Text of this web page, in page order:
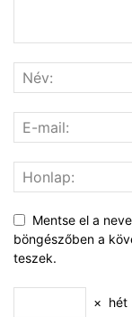
Mentse el a
böngészőben a
teszek.
× hét